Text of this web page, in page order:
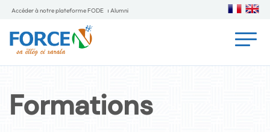
Accéder à notre plateforme FODE Alumni
Formations